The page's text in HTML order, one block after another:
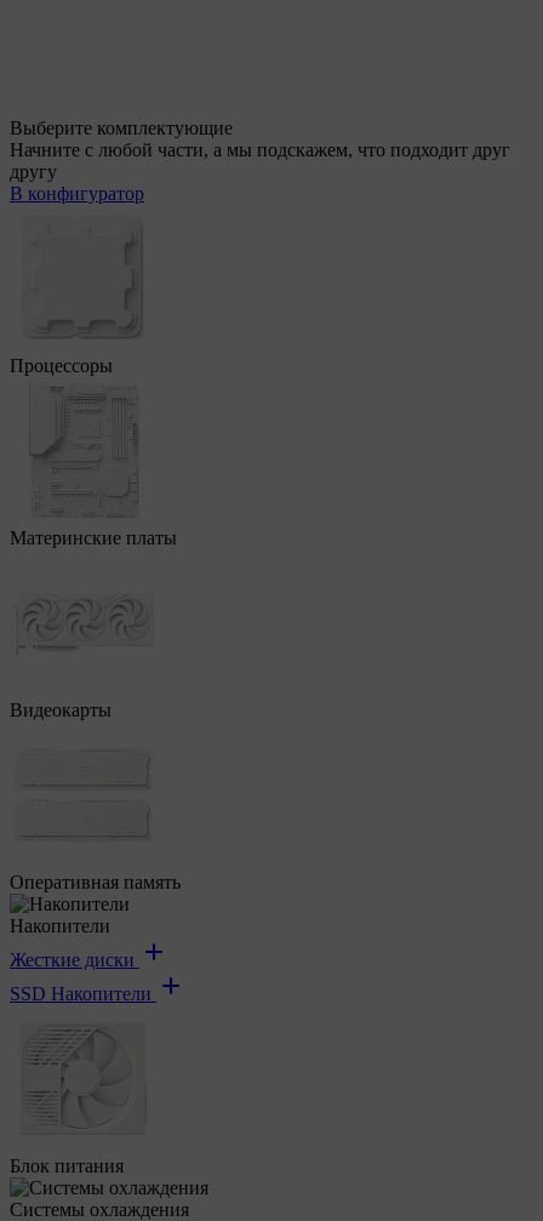
Выберите комплектующие
Начните с любой части, а мы подскажем, что подходит друг
другу
В конфигуратор
Процессоры
Материнские платы
Видеокарты
Оперативная память
Накопители
Жесткие диски
SSD Накопители
Блок питания
Системы охлаждения